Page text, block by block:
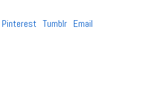
Pinterest Tumblr Email